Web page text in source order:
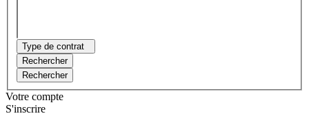
Type de contrat
Rechercher
Rechercher
Votre compte
S'inscrire